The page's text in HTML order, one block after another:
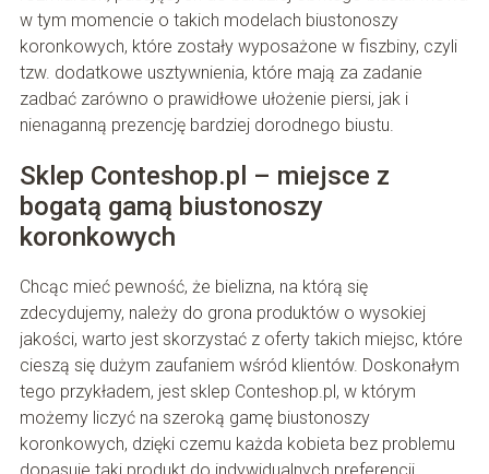
w tym momencie o takich modelach biustonoszy
koronkowych, które zostały wyposażone w fiszbiny, czyli
tzw. dodatkowe usztywnienia, które mają za zadanie
zadbać zarówno o prawidłowe ułożenie piersi, jak i
nienaganną prezencję bardziej dorodnego biustu.
Sklep Conteshop.pl – miejsce z
bogatą gamą biustonoszy
koronkowych
Chcąc mieć pewność, że bielizna, na którą się
zdecydujemy, należy do grona produktów o wysokiej
jakości, warto jest skorzystać z oferty takich miejsc, które
cieszą się dużym zaufaniem wśród klientów. Doskonałym
tego przykładem, jest sklep Conteshop.pl, w którym
możemy liczyć na szeroką gamę biustonoszy
koronkowych, dzięki czemu każda kobieta bez problemu